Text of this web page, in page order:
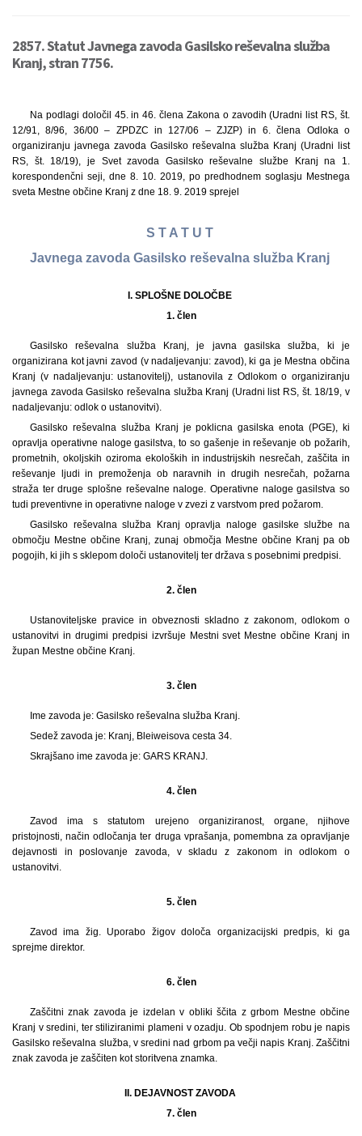
2857. Statut Javnega zavoda Gasilsko reševalna služba
Kranj, stran 7756.
Na podlagi določil 45. in 46. člena Zakona o zavodih (Uradni list RS, št.
12/91, 8/96, 36/00 – ZPDZC in 127/06 – ZJZP) in 6. člena Odloka o
organiziranju javnega zavoda Gasilsko reševalna služba Kranj (Uradni list
RS, št. 18/19), je Svet zavoda Gasilsko reševalne službe Kranj na 1.
korespondenčni seji, dne 8. 10. 2019, po predhodnem soglasju Mestnega
sveta Mestne občine Kranj z dne 18. 9. 2019 sprejel
S T A T U T
Javnega zavoda Gasilsko reševalna služba Kranj
I. SPLOŠNE DOLOČBE
1. člen
Gasilsko reševalna služba Kranj, je javna gasilska služba, ki je
organizirana kot javni zavod (v nadaljevanju: zavod), ki ga je Mestna občina
Kranj (v nadaljevanju: ustanovitelj), ustanovila z Odlokom o organiziranju
javnega zavoda Gasilsko reševalna služba Kranj (Uradni list RS, št. 18/19, v
nadaljevanju: odlok o ustanovitvi).
Gasilsko reševalna služba Kranj je poklicna gasilska enota (PGE), ki
opravlja operativne naloge gasilstva, to so gašenje in reševanje ob požarih,
prometnih, okoljskih oziroma ekoloških in industrijskih nesrečah, zaščita in
reševanje ljudi in premoženja ob naravnih in drugih nesrečah, požarna
straža ter druge splošne reševalne naloge. Operativne naloge gasilstva so
tudi preventivne in operativne naloge v zvezi z varstvom pred požarom.
Gasilsko reševalna služba Kranj opravlja naloge gasilske službe na
območju Mestne občine Kranj, zunaj območja Mestne občine Kranj pa ob
pogojih, ki jih s sklepom določi ustanovitelj ter država s posebnimi predpisi.
2. člen
Ustanoviteljske pravice in obveznosti skladno z zakonom, odlokom o
ustanovitvi in drugimi predpisi izvršuje Mestni svet Mestne občine Kranj in
župan Mestne občine Kranj.
3. člen
Ime zavoda je: Gasilsko reševalna služba Kranj.
Sedež zavoda je: Kranj, Bleiweisova cesta 34.
Skrajšano ime zavoda je: GARS KRANJ.
4. člen
Zavod ima s statutom urejeno organiziranost, organe, njihove
pristojnosti, način odločanja ter druga vprašanja, pomembna za opravljanje
dejavnosti in poslovanje zavoda, v skladu z zakonom in odlokom o
ustanovitvi.
5. člen
Zavod ima žig. Uporabo žigov določa organizacijski predpis, ki ga
sprejme direktor.
6. člen
Zaščitni znak zavoda je izdelan v obliki ščita z grbom Mestne občine
Kranj v sredini, ter stiliziranimi plameni v ozadju. Ob spodnjem robu je napis
Gasilsko reševalna služba, v sredini nad grbom pa večji napis Kranj. Zaščitni
znak zavoda je zaščiten kot storitvena znamka.
II. DEJAVNOST ZAVODA
7. člen